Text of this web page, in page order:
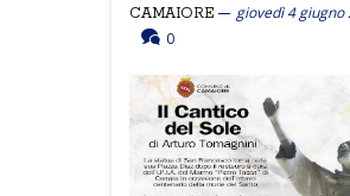
CAMAIORE
giovedì 4 giugno
0